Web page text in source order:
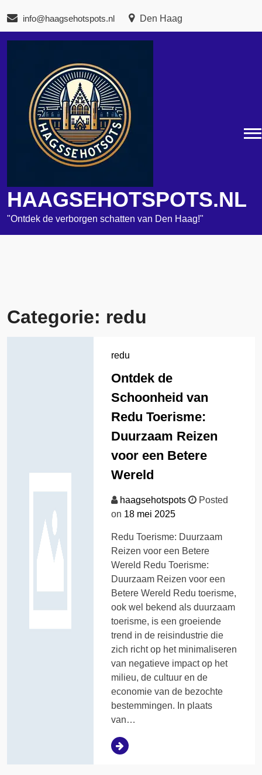
de
inhoud
info@haagsehotspots.nl Den Haag
HAAGSEHOTSPOTS.NL
"Ontdek de verborgen schatten van Den Haag!"
Categorie: redu
redu
Ontdek de
Schoonheid van
Redu Toerisme:
Duurzaam Reizen
voor een Betere
Wereld
haagsehotspots
Posted
on 18 mei 2025
Redu Toerisme: Duurzaam
Reizen voor een Betere
Wereld Redu Toerisme:
Duurzaam Reizen voor een
Betere Wereld Redu toerisme,
ook wel bekend als duurzaam
toerisme, is een groeiende
trend in de reisindustrie die
zich richt op het minimaliseren
van negatieve impact op het
milieu, de cultuur en de
economie van de bezochte
bestemmingen. In plaats
van…